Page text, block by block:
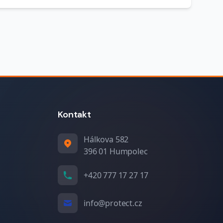
Kontakt
Hálkova 582
396 01 Humpolec
+420 777 17 27 17
info@protect.cz